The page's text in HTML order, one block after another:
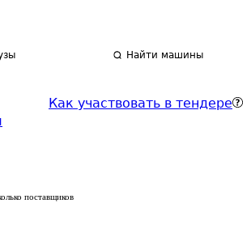
Найти машины
Как участвовать в тендере
поставщиков